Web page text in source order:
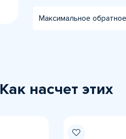
Максимальное
Как насчет этих